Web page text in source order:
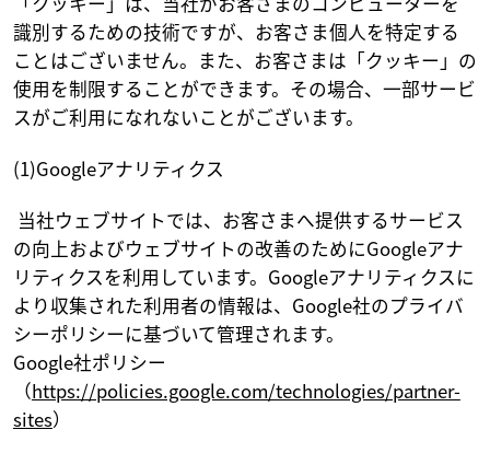
識別するための技術ですが、お客さま個人を特定する
ことはございません。また、お客さまは「クッキー」の
使用を制限することができます。その場合、一部サービ
スがご利用になれないことがございます。
(1)Googleアナリティクス
当社ウェブサイトでは、お客さまへ提供するサービス
の向上およびウェブサイトの改善のためにGoogleアナ
リティクスを利用しています。Googleアナリティクスに
より収集された利用者の情報は、Google社のプライバ
シーポリシーに基づいて管理されます。
Google社ポリシー
（https://policies.google.com/technologies/partner-
sites）